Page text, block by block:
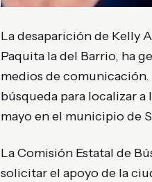
La desaparición de Kelly
Paquita la del Barrio, ha
medios de
búsqueda para localizar a
mayo en el municipio de
La Comisión Estatal de
solicitar el apoyo de la